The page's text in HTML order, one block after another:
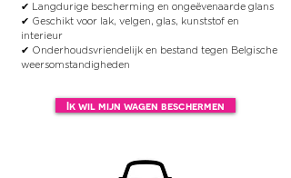
✔ Langdurige bescherming en ongeëvenaarde glans
✔ Geschikt voor lak, velgen, glas, kunststof en
interieur
✔ Onderhoudsvriendelijk en bestand tegen Belgische
weersomstandigheden
Ik wil mijn wagen beschermen